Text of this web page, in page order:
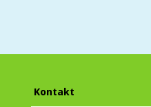
Kontakt